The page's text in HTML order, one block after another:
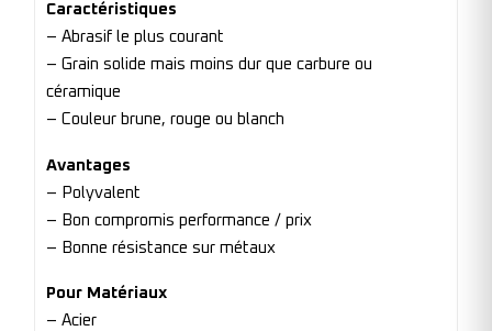
Caractéristiques
– Abrasif le plus courant
– Grain solide mais moins dur que carbure ou
céramique
– Couleur brune, rouge ou blanch
Avantages
– Polyvalent
– Bon compromis performance / prix
– Bonne résistance sur métaux
Pour Matériaux
– Acier